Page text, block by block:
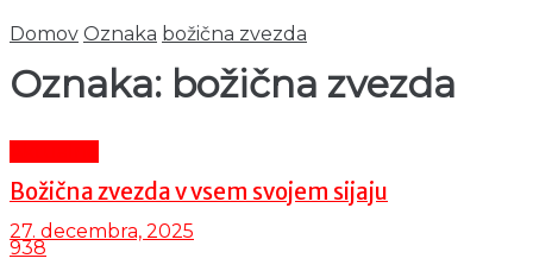
Domov Oznaka božična zvezda
Oznaka: božična zvezda
Božična zvezda v vsem svojem sijaju
27. decembra, 2025
938